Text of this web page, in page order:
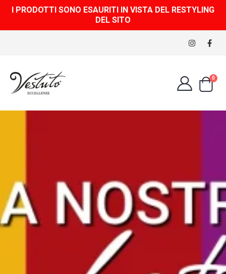
I PRODOTTI SONO ESAURITI IN VISTA DEL RESTYLING
DEL SITO
0